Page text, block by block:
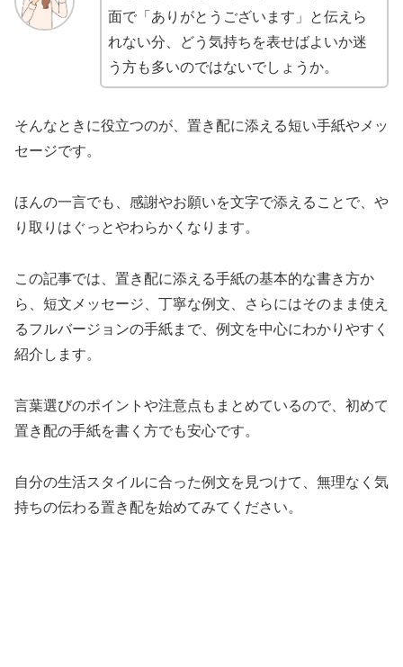
面で「ありがとうございます」と伝えら
れない分、どう気持ちを表せばよいか迷
う方も多いのではないでしょうか。
そんなときに役立つのが、置き配に添える短い手紙やメッ
セージです。
ほんの一言でも、感謝やお願いを文字で添えることで、や
り取りはぐっとやわらかくなります。
この記事では、置き配に添える手紙の基本的な書き方か
ら、短文メッセージ、丁寧な例文、さらにはそのまま使え
るフルバージョンの手紙まで、例文を中心にわかりやすく
紹介します。
言葉選びのポイントや注意点もまとめているので、初めて
置き配の手紙を書く方でも安心です。
自分の生活スタイルに合った例文を見つけて、無理なく気
持ちの伝わる置き配を始めてみてください。